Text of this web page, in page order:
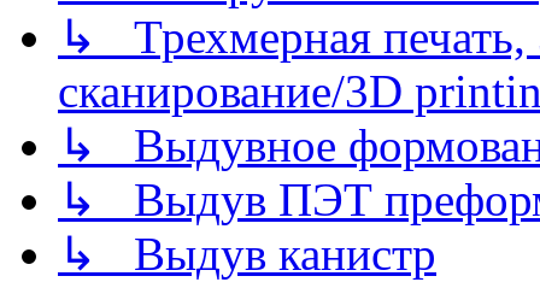
↳ Трехмерная
сканирование/3D
↳ Выдувное
↳ Выдув ПЭТ
↳ Выдув канистр